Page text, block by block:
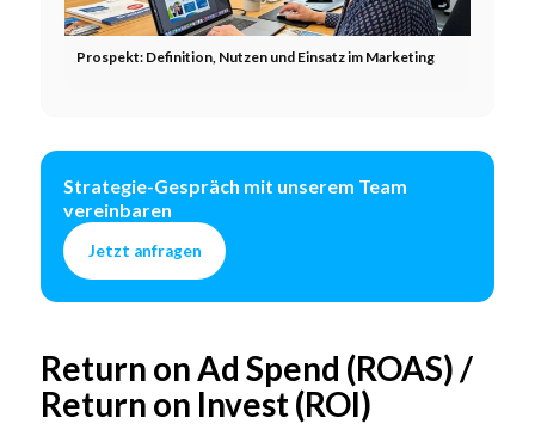
Prospekt: Definition, Nutzen und Einsatz im Marketing
Strategie-Gespräch mit unserem Team
vereinbaren
Jetzt anfragen
Return on Ad Spend (ROAS) /
Return on Invest (ROI)